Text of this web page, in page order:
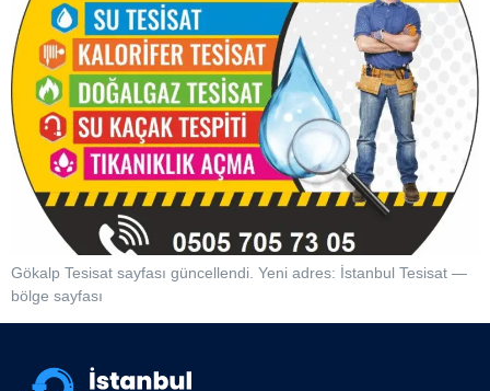
Gökalp Tesisat sayfası güncellendi. Yeni adres: İstanbul Tesisat —
bölge sayfası